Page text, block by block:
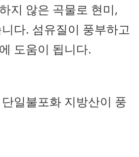
지 않은 곡물로 현미,
다. 섬유질이 풍부하고
도움이 됩니다.
일불포화 지방산이 풍